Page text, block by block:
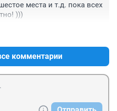
места и т.д. пока всех
)))
комментарии